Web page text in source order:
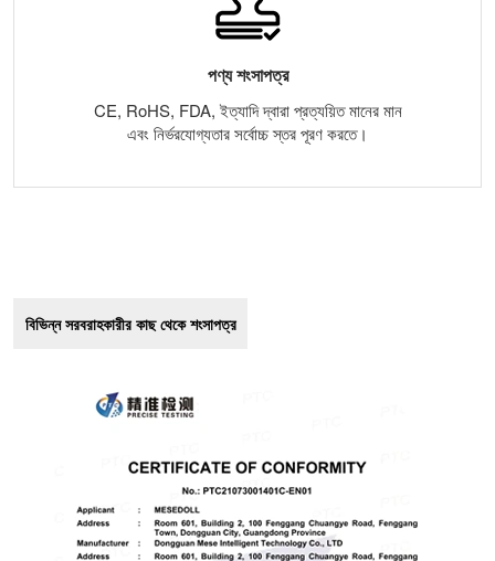
পণ্য শংসাপত্র
CE, RoHS, FDA, ইত্যাদি দ্বারা প্রত্যয়িত মানের মান
এবং নির্ভরযোগ্যতার সর্বোচ্চ স্তর পূরণ করতে।
বিভিন্ন সরবরাহকারীর কাছ থেকে শংসাপত্র